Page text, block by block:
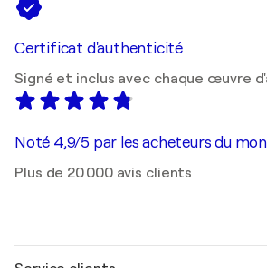
Certificat d'authenticité
Signé et inclus avec chaque œuvre
Noté 4,9/5 par les acheteurs du
Plus de 20 000 avis clients